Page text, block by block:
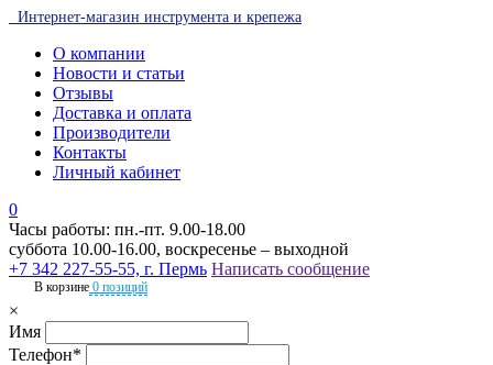
Интернет-магазин инструмента и крепежа
О компании
Новости и статьи
Отзывы
Доставка и оплата
Производители
Контакты
Личный кабинет
0
Часы работы: пн.-пт. 9.00-18.00
суббота 10.00-16.00, воскресенье – выходной
+7 342 227-55-55, г. Пермь Написать сообщение
В корзине 0 позиций
×
Имя
Телефон*